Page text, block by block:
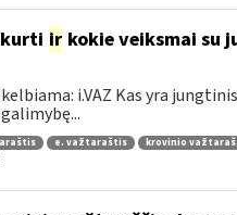
irkokie veiksmai su
i.VAZ Kas yra
e. važtaraštis krovinio